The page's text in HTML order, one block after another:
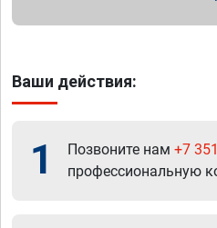
Ваши действия:
1 Позвоните нам +7
профессиональную